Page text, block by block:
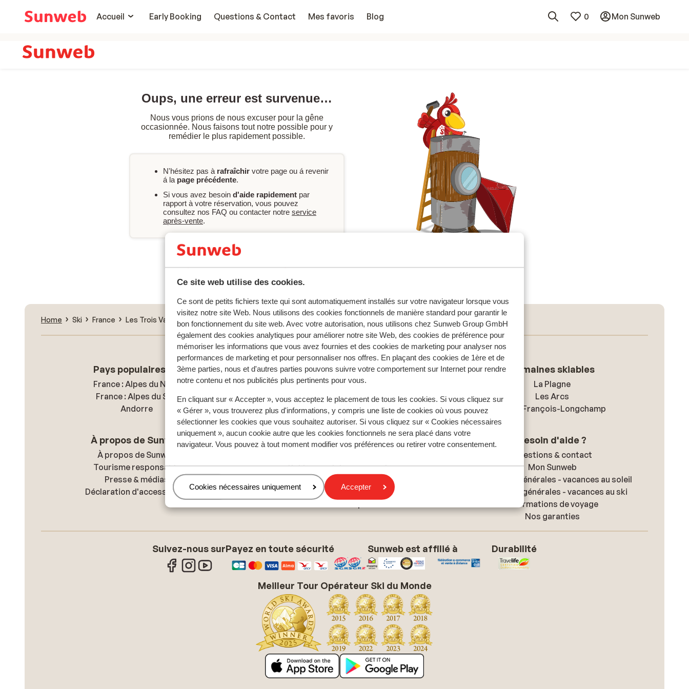
Ce site web utilise des cookies.
Ce sont de petits fichiers texte qui sont automatiquement installés sur votre navigateur lorsque vous
visitez notre site Web. Nous utilisons des cookies fonctionnels de manière standard pour garantir le
bon fonctionnement du site web. Avec votre autorisation, nous utilisons chez Sunweb Group GmbH
également des cookies analytiques pour améliorer notre site Web, des cookies de préférence pour
mémoriser les informations que vous avez fournies et des cookies de marketing pour analyser nos
performances de marketing et pour personnaliser nos offres. En plaçant des cookies de 1ère et de
3ème parties, nous et d'autres parties pouvons suivre votre comportement sur Internet pour rendre
notre contenu et nos publicités plus pertinents pour vous.
En cliquant sur « Accepter », vous acceptez le placement de tous les cookies. Si vous cliquez sur
« Gérer », vous trouverez plus d'informations, y compris une liste de cookies où vous pouvez
sélectionner les cookies que vous souhaitez autoriser. Si vous cliquez sur « Cookies nécessaires
uniquement », aucun cookie autre que les cookies fonctionnels ne sera placé dans votre
navigateur. Vous pouvez à tout moment modifier vos préférences ou retirer votre consentement.
Gérer
Cookies nécessaires uniquement Accepter
Accueil
Early Booking Questions & Contact Mes favoris Blog 0 Mon Sunweb
Oups, une erreur est survenue…
Nous vous prions de nous excuser pour la gêne
occasionnée. Nous faisons tout notre possible pour y
remédier le plus rapidement possible.
N'hésitez pas à rafraîchir votre page ou á revenir
á la page précédente.
Si vous avez besoin d'aide rapidement par
rapport à votre réservation, vous pouvez
consultez nos FAQ ou contacter notre service
après-vente.
Home Ski France Les Trois Vallées Val Thorens Val Thorens Résidence Les Ancolies
Pays populaires ski
France : Alpes du Nord
France : Alpes du Sud
Andorre
Destinations ski
Paradiski
Les Sybelles
Les Trois Vallées
Domaines skiables
La Plagne
Les Arcs
Saint-François-Longchamp
À propos de Sunweb
À propos de Sunweb
Tourisme responsable
Presse & médias
Déclaration d'accessibilité
Politique de confidentialité & cookies
Politique relative aux cookies
Paramètres des cookies
Gérer vos préférences marketing
Besoin d'aide ?
Questions & contact
Mon Sunweb
Conditions générales - vacances au soleil
Conditions générales - vacances au ski
Informations de voyage
Nos garanties
Suivez-nous surPayez en toute sécurité Sunweb est affilié à Durabilité
Meilleur Tour Opérateur Ski du Monde